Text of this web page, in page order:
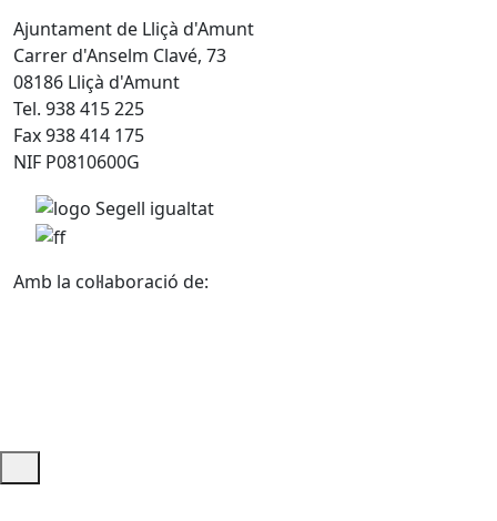
Ajuntament de Lliçà d'Amunt
Carrer d'Anselm Clavé, 73
08186 Lliçà d'Amunt
Tel. 938 415 225
Fax 938 414 175
NIF P0810600G
Amb la col·laboració de: